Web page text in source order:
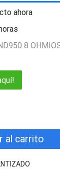
ahora
8
al carrito